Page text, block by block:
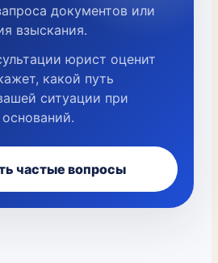
документов или
взыскания.
юрист оценит
какой путь
ситуации при
частые вопросы